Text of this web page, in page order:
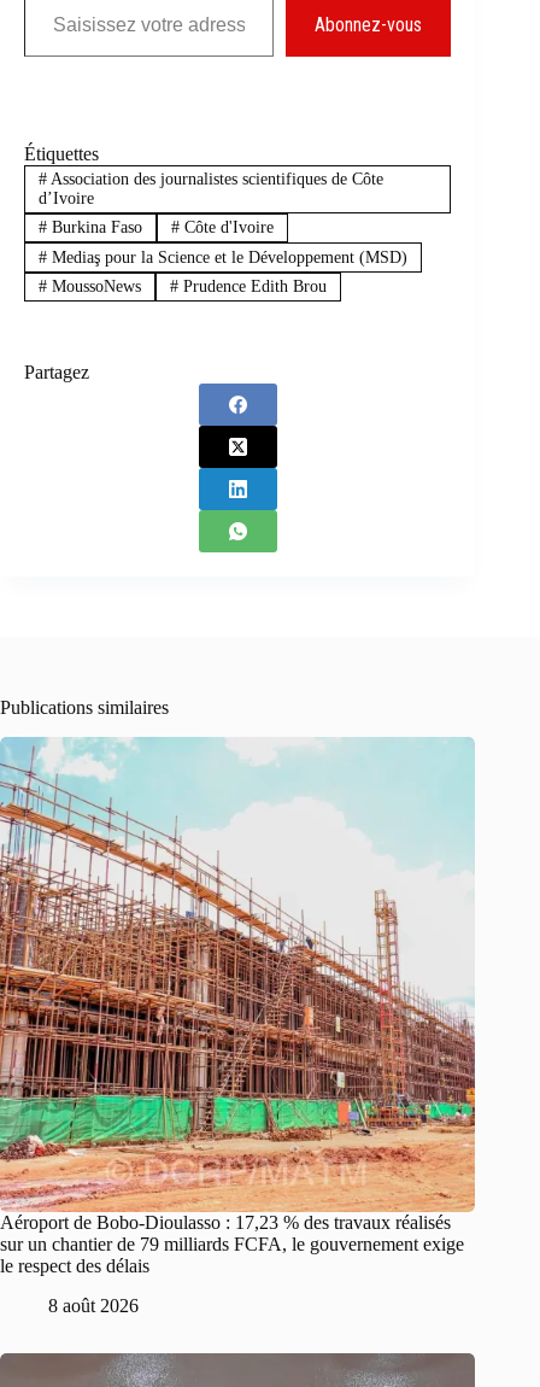
Abonnez-vous
Étiquettes
#Association des journalistes scientifiques de Côte
d’Ivoire
#Burkina Faso #Côte d'Ivoire
#Mediaş pour la Science et le Développement (MSD)
#MoussoNews #Prudence Edith Brou
Partagez
Publications similaires
Aéroport de Bobo-Dioulasso : 17,23 % des travaux réalisés
sur un chantier de 79 milliards FCFA, le gouvernement exige
le respect des délais
8 août 2026